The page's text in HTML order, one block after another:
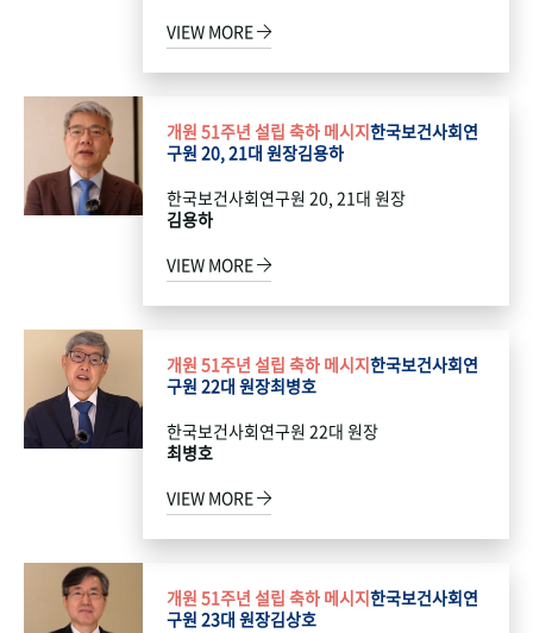
VIEW MORE
개원 51주년 설립 축하 메시지한국보건사회연
구원 20, 21대 원장김용하
한국보건사회연구원 20, 21대 원장
김용하
VIEW MORE
개원 51주년 설립 축하 메시지한국보건사회연
구원 22대 원장최병호
한국보건사회연구원 22대 원장
최병호
VIEW MORE
개원 51주년 설립 축하 메시지한국보건사회연
구원 23대 원장김상호